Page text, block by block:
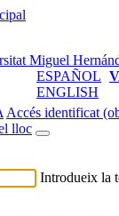
ESPAÑOL
ENGLISH
Accés identificat
lloc
Introdueix la